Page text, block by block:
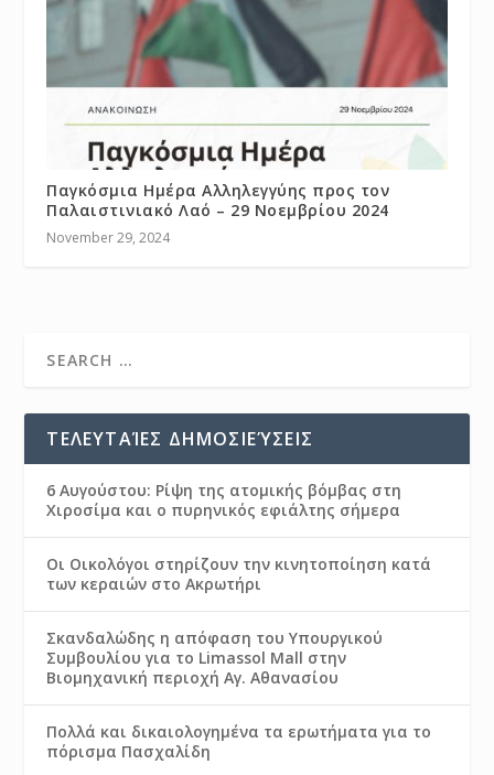
Παγκόσμια Ημέρα Αλληλεγγύης προς τον
Παλαιστινιακό Λαό – 29 Νοεμβρίου 2024
November 29, 2024
ΤΕΛΕΥΤΑΊΕΣ ΔΗΜΟΣΙΕΎΣΕΙΣ
6 Αυγούστου: Ρίψη της ατομικής βόμβας στη
Χιροσίμα και ο πυρηνικός εφιάλτης σήμερα
Οι Οικολόγοι στηρίζουν την κινητοποίηση κατά
των κεραιών στο Ακρωτήρι
Σκανδαλώδης η απόφαση του Υπουργικού
Συμβουλίου για το Limassol Mall στην
Βιομηχανική περιοχή Αγ. Αθανασίου
Πολλά και δικαιολογημένα τα ερωτήματα για το
πόρισμα Πασχαλίδη